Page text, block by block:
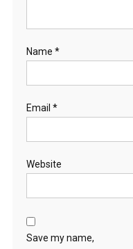
Name *
Email *
Website
Save my name,